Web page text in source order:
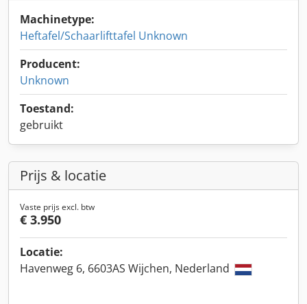
Machinetype:
Heftafel/Schaarlifttafel Unknown
Producent:
Unknown
Toestand:
gebruikt
Prijs & locatie
Vaste prijs excl. btw
€ 3.950
Locatie:
Havenweg 6, 6603AS Wijchen, Nederland